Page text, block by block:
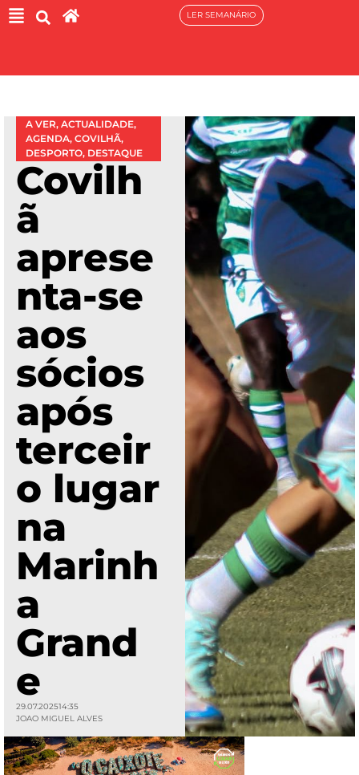
LER SEMANÁRIO
A VER, ACTUALIDADE,
AGENDA, COVILHÃ,
DESPORTO, DESTAQUE
Covilh
ã
aprese
nta-se
aos
sócios
após
terceir
o lugar
na
Marinh
a
Grand
e
29.07.202514:35
JOAO MIGUEL ALVES